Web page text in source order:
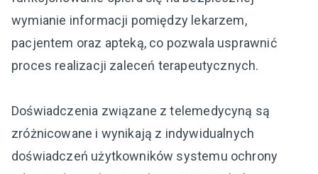
wymianie informacji pomiędzy lekarzem,
pacjentem oraz apteką, co pozwala usprawnić
proces realizacji zaleceń terapeutycznych.
Doświadczenia związane z telemedycyną są
zróżnicowane i wynikają z indywidualnych
doświadczeń użytkowników systemu ochrony